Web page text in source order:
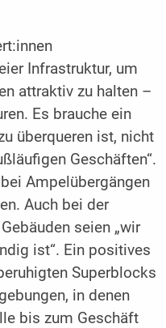
Infrastruktur, um
attraktiv zu halten –
Es brauche ein
überqueren ist, nicht
Geschäften“.
Ampelübergängen
Auch bei der
seien „wir
ist“. Ein positives
Superblocks
in denen
bis zum Geschäft